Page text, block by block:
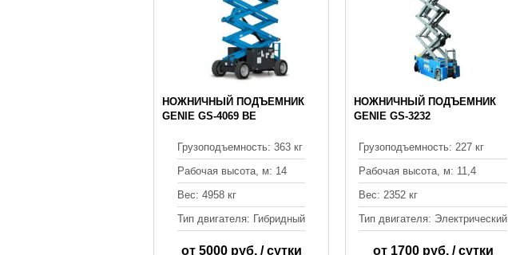
НОЖНИЧНЫЙ ПОДЪЕМНИК
GENIE GS-4069 BE
Грузоподъемность: 363 кг
Рабочая высота, м: 14
Вес: 4958 кг
Тип двигателя: Гибридный
от 5000 руб. / сутки
НОЖНИЧНЫЙ ПОДЪЕМНИК
GENIE GS-3232
Грузоподъемность: 227 кг
Рабочая высота, м: 11,4
Вес: 2352 кг
Тип двигателя: Электрический
от 1700 руб. / сутки